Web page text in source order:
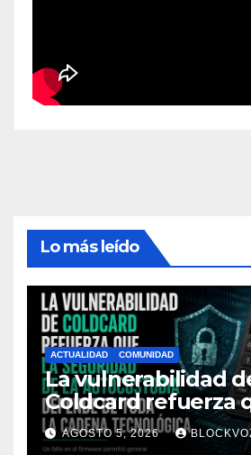
Lo más leído
ACTUALIDAD COMUNIDAD
La vulnerabilidad
Coldcard refuerza
seguridad de la
depende de toda la
AGOSTO 5, 2026